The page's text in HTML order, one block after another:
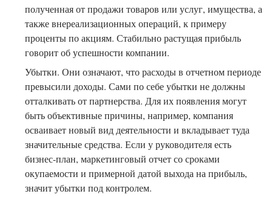
полученная от продажи товаров или услуг, имущества, а
также внереализационных операций, к примеру
проценты по акциям. Стабильно растущая прибыль
говорит об успешности компании.
Убытки. Они означают, что расходы в отчетном периоде
превысили доходы. Сами по себе убытки не должны
отталкивать от партнерства. Для их появления могут
быть объективные причины, например, компания
осваивает новый вид деятельности и вкладывает туда
значительные средства. Если у руководителя есть
бизнес-план, маркетинговый отчет со сроками
окупаемости и примерной датой выхода на прибыль,
значит убытки под контролем.